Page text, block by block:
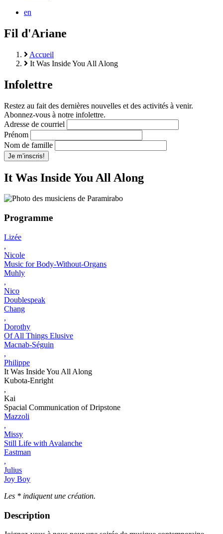
en
Fil d'Ariane
Accueil
It Was Inside You All Along
Infolettre
Restez au fait des dernières nouvelles et des activités à venir.
Abonnez-vous à notre infolettre.
Adresse de courriel
Prénom
Nom de famille
It Was Inside You All Along
Programme
Lizée
,
Nicole
Music for Body-Without-Organs
Muhly
,
Nico
Doublespeak
Chang
,
Dorothy
Of All Things Elusive
Macnab-Séguin
,
Philippe
It Was Inside You All Along
Kubota-Enright
,
Kai
Spacial Communication of Dripstone
Mazzoli
,
Missy
Still Life with Avalanche
Eastman
,
Julius
Joy Boy
Les * indiquent une création.
Description